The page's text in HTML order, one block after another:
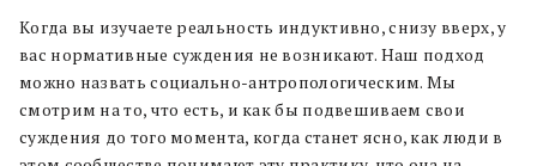
Когда вы изучаете реальность индуктивно, снизу вверх, у
вас нормативные суждения не возникают. Наш подход
можно назвать социально-антропологическим. Мы
смотрим на то, что есть, и как бы подвешиваем свои
суждения до того момента, когда станет ясно, как люди в